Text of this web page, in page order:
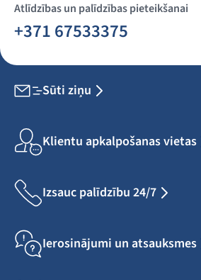
Atlīdzības un palīdzības pieteikšanai
+371 67533375
Sūti ziņu
Klientu apkalpošanas vietas
Izsauc palīdzību 24/7
Ierosinājumi un atsauksmes